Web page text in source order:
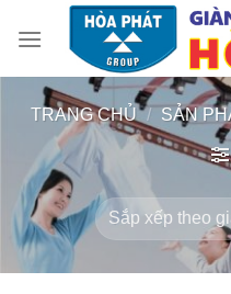
TRANG CHỦ / SẢN